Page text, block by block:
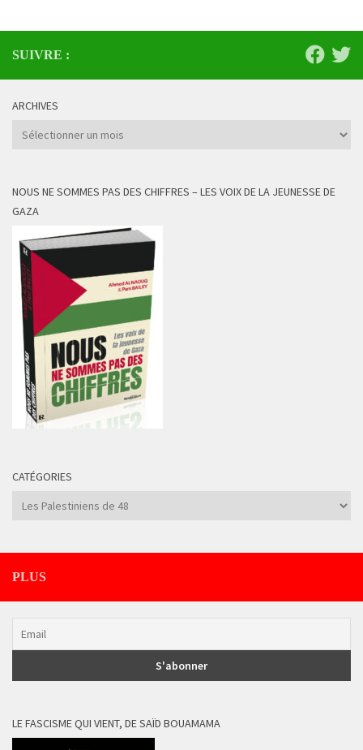
SUIVRE :
ARCHIVES
Archives
NOUS NE SOMMES PAS DES CHIFFRES – LES VOIX DE LA JEUNESSE DE
GAZA
CATÉGORIES
Catégories
PLUS
LE FASCISME QUI VIENT, DE SAÏD BOUAMAMA